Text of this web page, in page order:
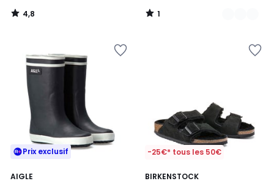
4,8
/
1
/
Prix exclusif
AIGLE
2
-25€* tous les 50€
BIRKENSTOCK
4,6